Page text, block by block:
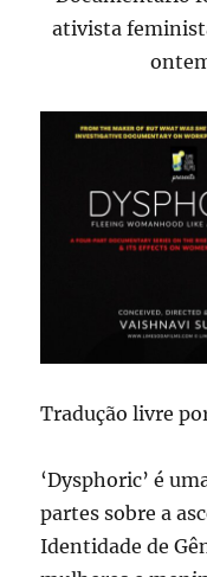
ativista
Tradução livre
‘Dysphoric’ é
partes sobre a
Identidade de